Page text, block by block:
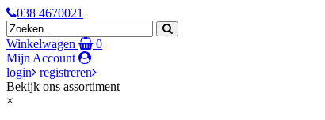
038 4670021
Winkelwagen
0
Mijn Account
login
registreren
Bekijk ons assortiment
×